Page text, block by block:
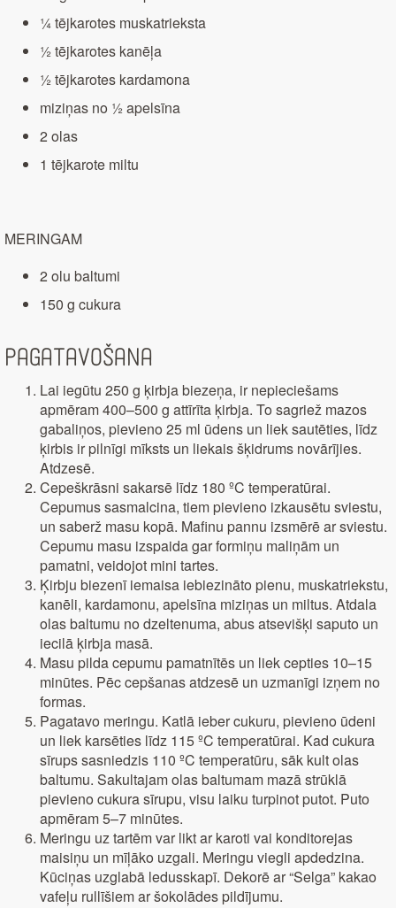
¼ tējkarotes muskatrieksta
½ tējkarotes kanēļa
½ tējkarotes kardamona
miziņas no ½ apelsīna
2 olas
1 tējkarote miltu
MERINGAM
2 olu baltumi
150 g cukura
Pagatavošana
Lai iegūtu 250 g ķirbja biezeņa, ir nepieciešams
apmēram 400–500 g attīrīta ķirbja. To sagriež mazos
gabaliņos, pievieno 25 ml ūdens un liek sautēties, līdz
ķirbis ir pilnīgi mīksts un liekais šķidrums novārījies.
Atdzesē.
Cepeškrāsni sakarsē līdz 180 ºC temperatūrai.
Cepumus sasmalcina, tiem pievieno izkausētu sviestu,
un saberž masu kopā. Mafinu pannu izsmērē ar sviestu.
Cepumu masu izspaida gar formiņu maliņām un
pamatni, veidojot mini tartes.
Ķirbju biezenī iemaisa iebiezināto pienu, muskatriekstu,
kanēli, kardamonu, apelsīna miziņas un miltus. Atdala
olas baltumu no dzeltenuma, abus atsevišķi saputo un
iecilā ķirbja masā.
Masu pilda cepumu pamatnītēs un liek cepties 10–15
minūtes. Pēc cepšanas atdzesē un uzmanīgi izņem no
formas.
Pagatavo meringu. Katlā ieber cukuru, pievieno ūdeni
un liek karsēties līdz 115 ºC temperatūrai. Kad cukura
sīrups sasniedzis 110 ºC temperatūru, sāk kult olas
baltumu. Sakultajam olas baltumam mazā strūklā
pievieno cukura sīrupu, visu laiku turpinot putot. Puto
apmēram 5–7 minūtes.
Meringu uz tartēm var likt ar karoti vai konditorejas
maisiņu un mīļāko uzgali. Meringu viegli apdedzina.
Kūciņas uzglabā ledusskapī. Dekorē ar “Selga” kakao
vafeļu rullīšiem ar šokolādes pildījumu.